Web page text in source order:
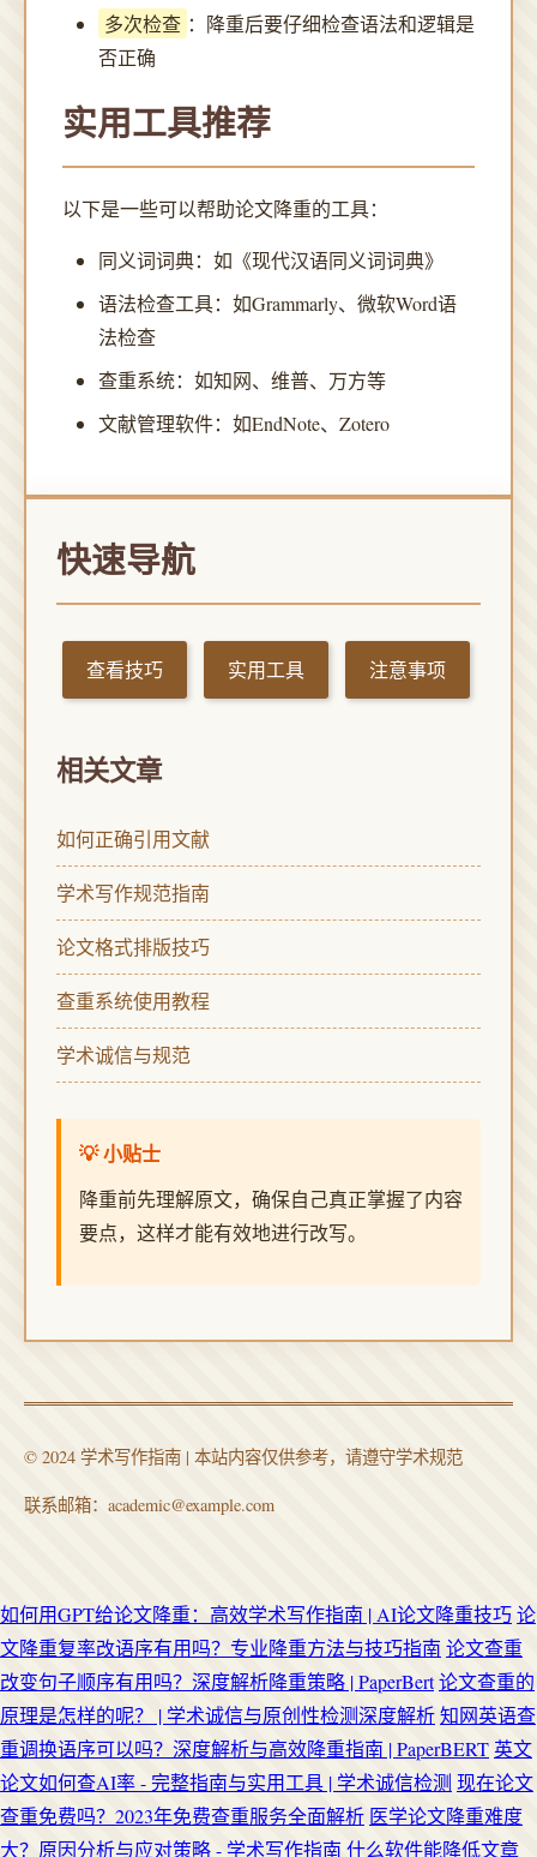
多次检查 ：降重后要仔细检查语法和逻辑是
否正确
实用工具推荐
以下是一些可以帮助论文降重的工具：
同义词词典：如《现代汉语同义词词典》
语法检查工具：如Grammarly、微软Word语
法检查
查重系统：如知网、维普、万方等
文献管理软件：如EndNote、Zotero
快速导航
查看技巧 实用工具 注意事项
相关文章
如何正确引用文献
学术写作规范指南
论文格式排版技巧
查重系统使用教程
学术诚信与规范
💡 小贴士
降重前先理解原文，确保自己真正掌握了内容
要点，这样才能有效地进行改写。
© 2024 学术写作指南 | 本站内容仅供参考，请遵守学术规范
联系邮箱：academic@example.com
如何用GPT给论文降重：高效学术写作指南 | AI论文降重技巧论
文降重复率改语序有用吗？专业降重方法与技巧指南 论文查重
改变句子顺序有用吗？深度解析降重策略 | PaperBert论文查重的
原理是怎样的呢？ | 学术诚信与原创性检测深度解析知网英语查
重调换语序可以吗？深度解析与高效降重指南 | PaperBERT 英文
论文如何查AI率 - 完整指南与实用工具 | 学术诚信检测 现在论文
查重免费吗？2023年免费查重服务全面解析 医学论文降重难度
大？原因分析与应对策略 - 学术写作指南 什么软件能降低文章